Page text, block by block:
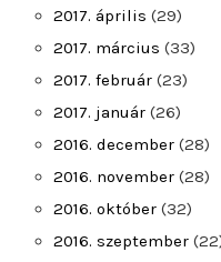
2017. április (29)
2017. március (33)
2017. február (23)
2017. január (26)
2016. december (28)
2016. november (28)
2016. október (32)
2016. szeptember